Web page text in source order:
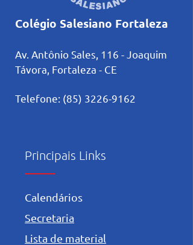
Colégio Salesiano Fortaleza
Av. Antônio Sales, 116 - Joaquim
Távora, Fortaleza - CE
Telefone: (85) 3226-9162
Principais Links
Calendários
Secretaria
Lista de material